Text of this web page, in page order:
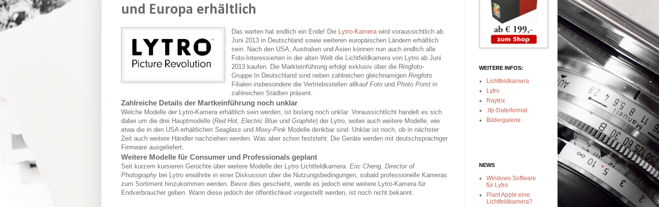
und Europa erhältlich
Das warten hat endlich ein Ende! Die Lytro-Kamerawird voraussichtlich ab
Juni 2013 in Deutschland sowie weiteren europäischen Ländern erhältlich
sein. Nach den USA, Australien und Asien können nun auch endlich alle
Foto-Interessierten in der alten Welt die Lichtfeldkamera von Lytro ab Juni
2013 kaufen. Die Markteinführung erfolgt exklusiv über die Ringfoto-
Gruppe.In Deutschland sind neben zahlreichen gleichnamigenRingfoto
Filialen insbesondere die Vertriebsstellenallkauf Foto undPhoto Porst in
zahlreichen Städten präsent.
Zahlreiche Details der Martkeinführung noch unklar
Welche Modelle der Lytro-Kamera erhältlich sein werden, ist bislang noch unklar. Voraussichtlicht handelt es sich
dabei um die drei Hauptmodelle (Red Hot, Electric Blue und Graphite) der Lytro, wobei auch weitere Modelle, wie
etwa die in den USA erhältlichen Seaglass und Moxy-Pink Modelle denkbar sind. Unklar ist noch, ob in nächster
Zeit auch weitere Händler nachziehen werden. Was aber schon feststeht: Die Geräte werden mit deutschsprachiger
Firmware ausgeliefert.
Weitere Modelle für Consumer und Professionals geplant
Seit kurzem kursieren Gerüchte über weitere Modelle der Lytro Lichtfeldkamera. Eric Cheng, Director of
Photography bei Lytro erwähnte in einer Diskussion über die Nutzungsbedingungen, sobald professionelle Kameras
zum Sortiment hinzukommen werden. Bevor dies geschieht, werde es jedoch eine weitere Lytro-Kamera für
Endverbraucher geben. Wann diese jedoch der öffentlichkeit vorgestellt werden, ist noch nicht bekannt.
WEITERE INFOS:
Lichtfeldkamera
Lytro
Raytrix
.lfp-Dateiformat
Bildergalerie
NEWS
Windows Software
für Lytro
Plant Apple eine
Lichtfeldkamera?